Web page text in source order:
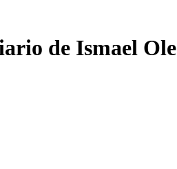
de Ismael